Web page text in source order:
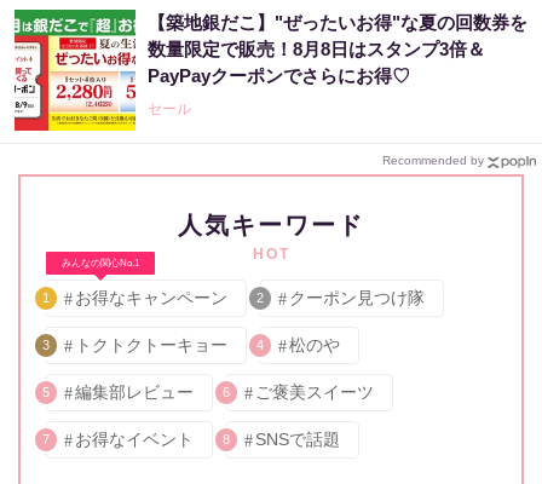
【築地銀だこ】"ぜったいお得"な夏の回数券を
数量限定で販売！8月8日はスタンプ3倍＆
PayPayクーポンでさらにお得♡
セール
Recommended by
人気キーワード
HOT
みんなの関心No.1
1 お得なキャンペーン 2 クーポン見つけ隊
3 トクトクトーキョー 4 松のや
5 編集部レビュー 6 ご褒美スイーツ
7 お得なイベント 8 SNSで話題